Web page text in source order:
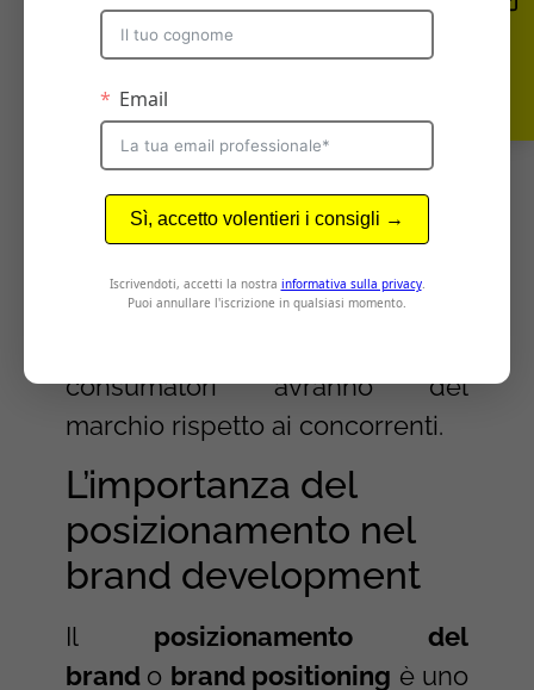
brand ha identificato la propria
chiaramente nel mercato per
essere riconosciuto come una
soluzione distintiva per le
esigenze delle tuebuyer
posizionamento è ciò che aiuta a
consumatori avranno del
marchio rispetto ai concorrenti.
L’importanza del
posizionamento nel
brand development
Il posizionamento del
brand o brand positioning è uno